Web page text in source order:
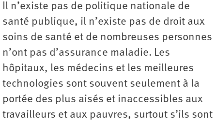
Il n’existe pas de politique nationale de
santé publique, il n’existe pas de droit aux
soins de santé et de nombreuses personnes
n’ont pas d’assurance maladie. Les
hôpitaux, les médecins et les meilleures
technologies sont souvent seulement à la
portée des plus aisés et inaccessibles aux
travailleurs et aux pauvres, surtout s’ils sont